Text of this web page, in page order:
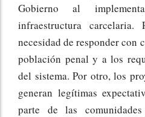
Gobierno al
infraestructura
necesidad de responder con
población penal y a los
del sistema. Por otro, los
generan legítimas
parte de las